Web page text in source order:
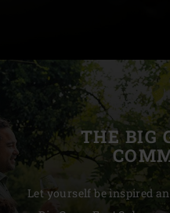
THE BIG
Let yourself be inspired